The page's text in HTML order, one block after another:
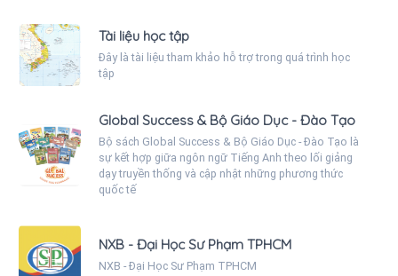
Tài liệu học tập
Đây là tài liệu tham khảo hỗ trợ trong quá trình học
tập
Global Success & Bộ Giáo Dục - Đào Tạo
Bộ sách Global Success & Bộ Giáo Dục - Đào Tạo là
sự kết hợp giữa ngôn ngữ Tiếng Anh theo lối giảng
dạy truyền thống và cập nhật những phương thức
quốc tế
NXB - Đại Học Sư Phạm TPHCM
NXB - Đại Học Sư Phạm TPHCM